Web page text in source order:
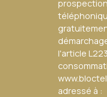
l'article
adressé à :